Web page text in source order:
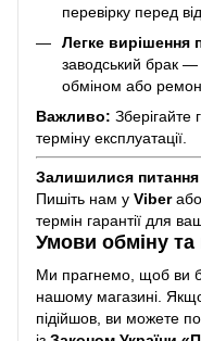
перевірку перед
Легке вирішення
заводський брак
обміном або
Важливо: Зберігайте
терміну експлуатації.
Залишилися
Пишіть нам у Viberабо
термін гарантії для
Умови обміну
Ми прагнемо, щоб ви
нашому магазині.
підійшов, ви можете